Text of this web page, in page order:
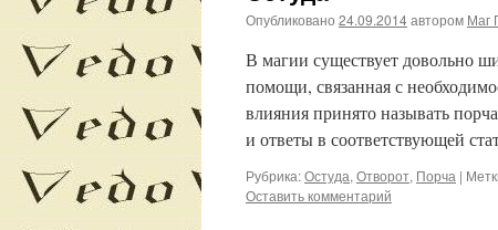
Опубликовано 24.09.2014автором Маг
В магии существует довольно
помощи, связанная с
влияния принято называть
и ответы в соответствующей
Рубрика:Остуда, Отворот, Порча |
Оставить комментарий